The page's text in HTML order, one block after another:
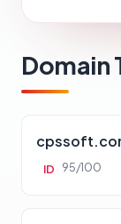
Domain
ID 95/100